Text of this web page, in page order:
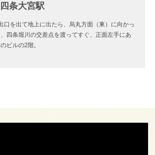
条大宮駅
口を出て地上に出たら、烏丸方面（東）に向かっ
四条堀川の交差点を渡ってすぐ、正面左手にあ
ビルの2階。